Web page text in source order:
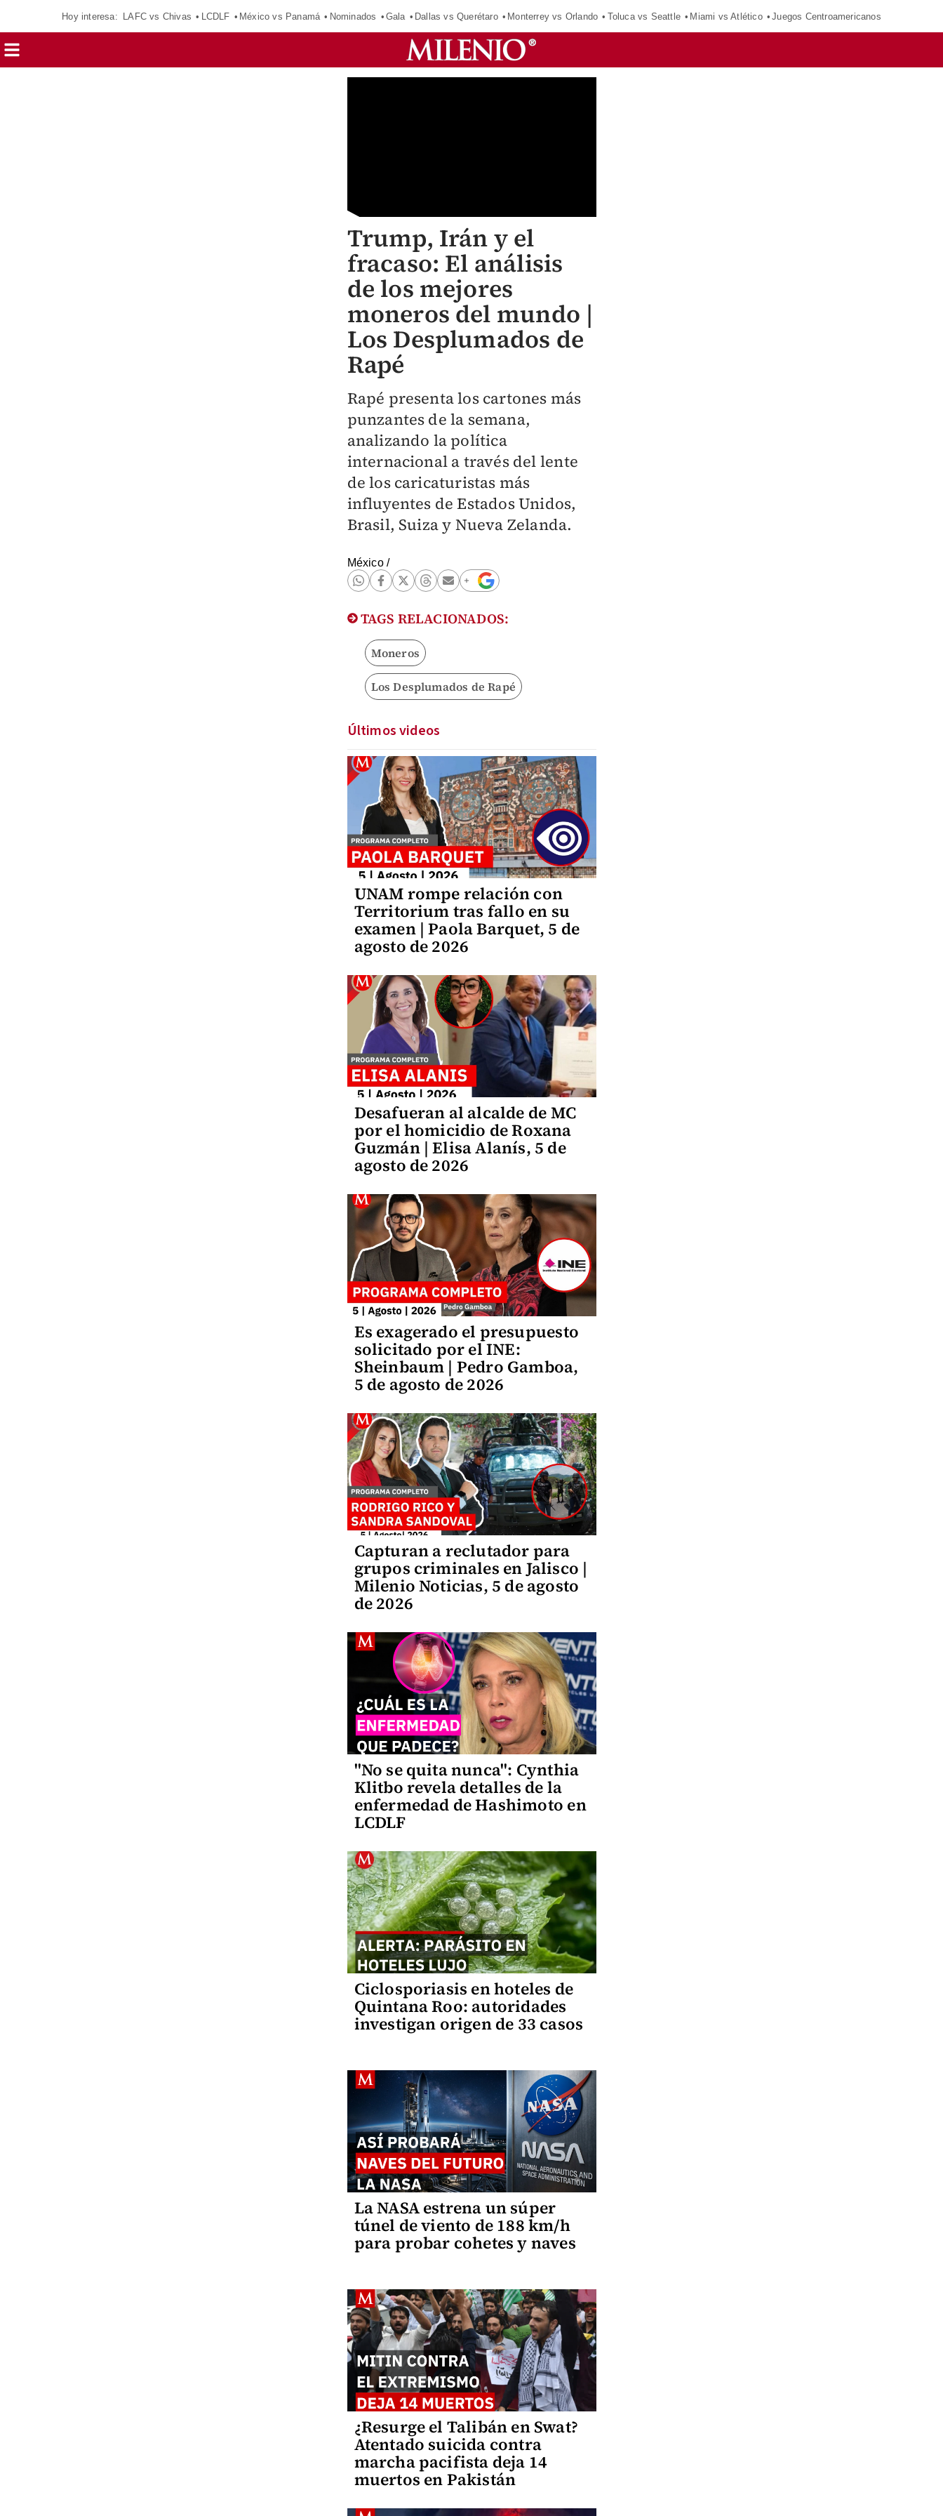
Hoy interesa: LAFC vs Chivas LCDLF México vs Panamá Nominados Gala Dallas vs Querétaro Monterrey vs Orlando Toluca vs Seattle Miami vs Atlético Juegos Centroamericanos
Trump, Irán y el
fracaso: El análisis
de los mejores
moneros del mundo |
Los Desplumados de
Rapé
Rapé presenta los cartones más
punzantes de la semana,
analizando la política
internacional a través del lente
de los caricaturistas más
influyentes de Estados Unidos,
Brasil, Suiza y Nueva Zelanda.
México/
TAGS RELACIONADOS:
Moneros
Los Desplumados de Rapé
Últimos videos
UNAM rompe relación con
Territorium tras fallo en su
examen | Paola Barquet, 5 de
agosto de 2026
Desafueran al alcalde de MC
por el homicidio de Roxana
Guzmán | Elisa Alanís, 5 de
agosto de 2026
Es exagerado el presupuesto
solicitado por el INE:
Sheinbaum | Pedro Gamboa,
5 de agosto de 2026
Capturan a reclutador para
grupos criminales en Jalisco |
Milenio Noticias, 5 de agosto
de 2026
"No se quita nunca": Cynthia
Klitbo revela detalles de la
enfermedad de Hashimoto en
LCDLF
Ciclosporiasis en hoteles de
Quintana Roo: autoridades
investigan origen de 33 casos
La NASA estrena un súper
túnel de viento de 188 km/h
para probar cohetes y naves
¿Resurge el Talibán en Swat?
Atentado suicida contra
marcha pacifista deja 14
muertos en Pakistán